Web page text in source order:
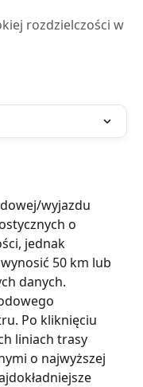
rozdzielczości w
wyjazdu
o
jednak
50 km lub
danych.
Po kliknięciu
liniach trasy
o najwyższej